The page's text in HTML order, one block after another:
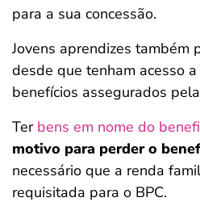
para a sua concessão.
Jovens aprendizes também
desde que tenham acesso
benefícios assegurados pela
Terbens em nome do
motivo para perder o
necessário que a renda
requisitada para o BPC.